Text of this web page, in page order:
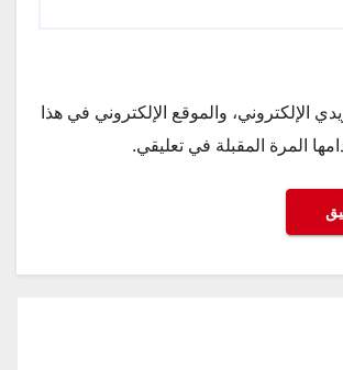
الإلكتروني، والموقع الإلكتروني في هذا
المرة المقبلة في تعليقي.